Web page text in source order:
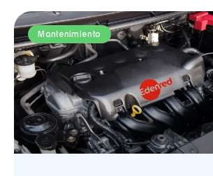
Mantenimiento
P
a
g
e
P
a
P
a
g
e
P
a
g
e
P
a
g
e
P
a
e
P
g
e